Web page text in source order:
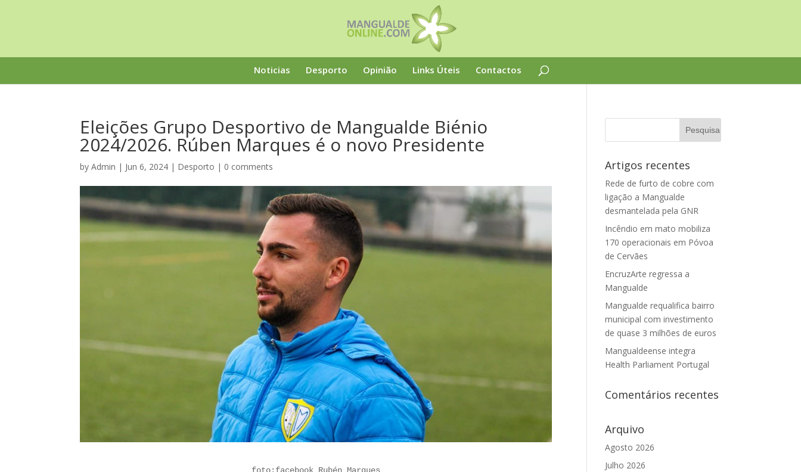
Noticias Desporto Opinião Links Úteis Contactos
Eleições Grupo Desportivo de Mangualde Biénio
2024/2026. Rúben Marques é o novo Presidente
byAdmin | Jun 6, 2024 | Desporto | 0 comments
foto:facebook Rubén Marques
Artigos recentes
Rede de furto de cobre com
ligação a Mangualde
desmantelada pela GNR
Incêndio em mato mobiliza
170 operacionais em Póvoa
de Cervães
EncruzArte regressa a
Mangualde
Mangualde requalifica bairro
municipal com investimento
de quase 3 milhões de euros
Mangualdeense integra
Health Parliament Portugal
Comentários recentes
Arquivo
Agosto 2026
Julho 2026